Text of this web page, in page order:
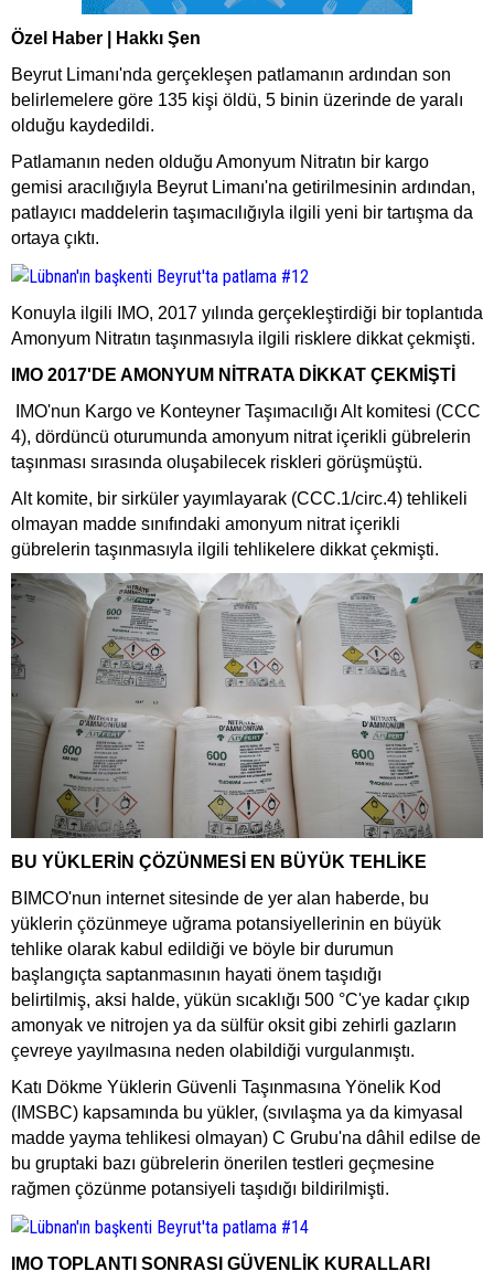
Özel Haber | Hakkı Şen
Beyrut Limanı'nda gerçekleşen patlamanın ardından son
belirlemelere göre 135 kişi öldü, 5 binin üzerinde de yaralı
olduğu kaydedildi.
Patlamanın neden olduğu Amonyum Nitratın bir kargo
gemisi aracılığıyla Beyrut Limanı'na getirilmesinin ardından,
patlayıcı maddelerin taşımacılığıyla ilgili yeni bir tartışma da
ortaya çıktı.
Konuyla ilgili IMO, 2017 yılında gerçekleştirdiği bir toplantıda
Amonyum Nitratın taşınmasıyla ilgili risklere dikkat çekmişti.
IMO 2017'DE AMONYUM NİTRATA DİKKAT ÇEKMİŞTİ
IMO'nun Kargo ve Konteyner Taşımacılığı Alt komitesi (CCC
4), dördüncü oturumunda amonyum nitrat içerikli gübrelerin
taşınması sırasında oluşabilecek riskleri görüşmüştü.
Alt komite, bir sirküler yayımlayarak (CCC.1/circ.4) tehlikeli
olmayan madde sınıfındaki amonyum nitrat içerikli
gübrelerin taşınmasıyla ilgili tehlikelere dikkat çekmişti.
BU YÜKLERİN ÇÖZÜNMESİ EN BÜYÜK TEHLİKE
BIMCO'nun internet sitesinde de yer alan haberde, bu
yüklerin çözünmeye uğrama potansiyellerinin en büyük
tehlike olarak kabul edildiği ve böyle bir durumun
başlangıçta saptanmasının hayati önem taşıdığı
belirtilmiş, aksi halde, yükün sıcaklığı 500 °C'ye kadar çıkıp
amonyak ve nitrojen ya da sülfür oksit gibi zehirli gazların
çevreye yayılmasına neden olabildiği vurgulanmıştı.
Katı Dökme Yüklerin Güvenli Taşınmasına Yönelik Kod
(IMSBC) kapsamında bu yükler, (sıvılaşma ya da kimyasal
madde yayma tehlikesi olmayan) C Grubu'na dâhil edilse de
bu gruptaki bazı gübrelerin önerilen testleri geçmesine
rağmen çözünme potansiyeli taşıdığı bildirilmişti.
IMO TOPLANTI SONRASI GÜVENLİK KURALLARI